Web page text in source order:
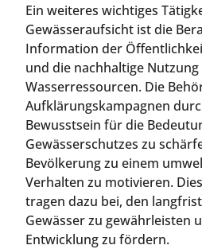
Ein weiteres wichtiges
Gewässeraufsicht ist die
Information der
und die nachhaltige Nutzung
Wasserressourcen. Die
Aufklärungskampagnen
Bewusstsein für die
Gewässerschutzes zu
Bevölkerung zu einem
Verhalten zu motivieren.
tragen dazu bei, den
Gewässer zu gewährleisten
Entwicklung zu fördern.